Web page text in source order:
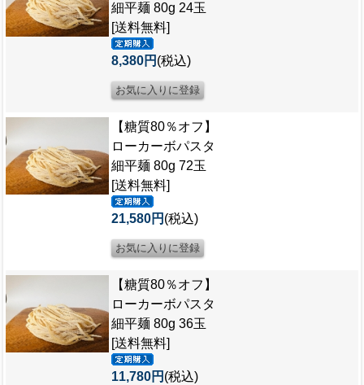
細平麺 80g 24玉
[送料無料]
8,380円 (税込)
【糖質80％オフ】
ローカーボパスタ
細平麺 80g 72玉
[送料無料]
21,580円 (税込)
【糖質80％オフ】
ローカーボパスタ
細平麺 80g 36玉
[送料無料]
11,780円 (税込)